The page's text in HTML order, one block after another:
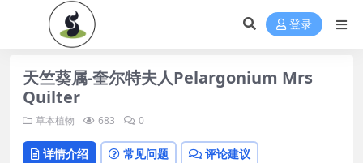
登录
天竺葵属-奎尔特夫人Pelargonium Mrs
Quilter​
草本植物 683 0
详情介绍 常见问题 评论建议